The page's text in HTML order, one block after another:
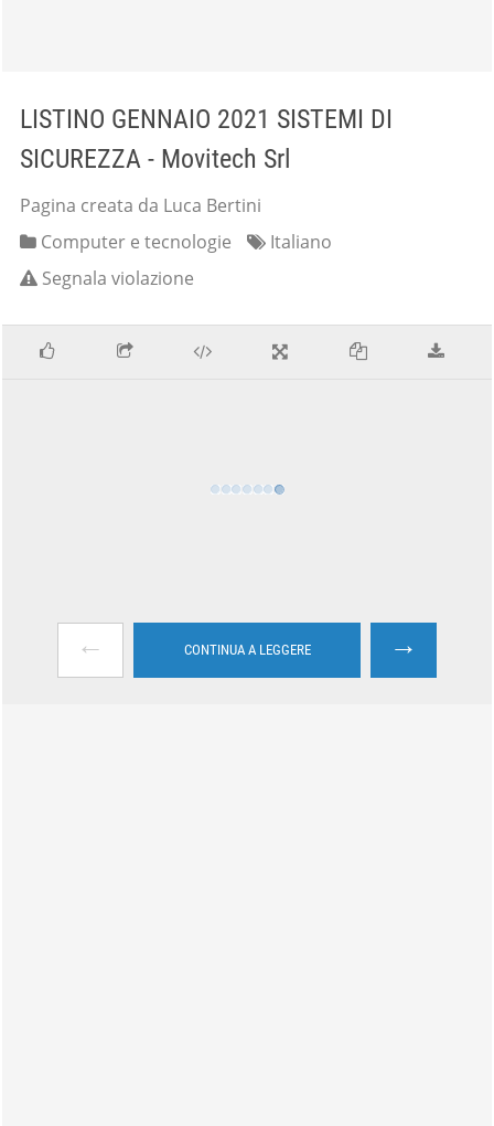
LISTINO GENNAIO 2021 SISTEMI DI
SICUREZZA - Movitech Srl
Pagina creata da Luca Bertini
Computer e tecnologie
Italiano
Segnala violazione
← CONTINUA A LEGGERE →